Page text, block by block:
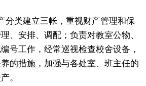
分类建立三帐，重视财产管理和保
、安排、调配；负责对教室公物、
号工作，经常巡视检查校舍设备，
的措施，加强与各处室、班主任的
。